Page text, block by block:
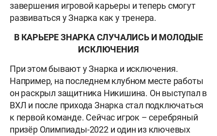
завершения игровой карьеры и теперь смогут
развиваться у Знарка как у тренера.
В КАРЬЕРЕ ЗНАРКА СЛУЧАЛИСЬ И МОЛОДЫЕ
ИСКЛЮЧЕНИЯ
При этом бывают у Знарка и исключения.
Например, на последнем клубном месте работы
он раскрыл защитника Никишина. Он выступал в
ВХЛ и после прихода Знарка стал подключаться
к первой команде. Сейчас игрок – серебряный
призёр Олимпиады-2022 и один из ключевых